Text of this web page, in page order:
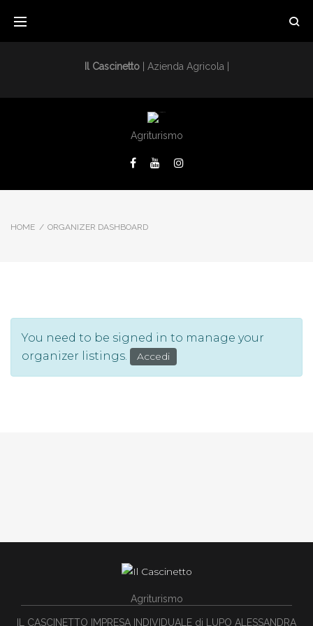
Il Cascinetto| Azienda Agricola |
Agriturismo
HOME / ORGANIZER DASHBOARD
You need to be signed in to manage your
organizer listings.
Accedi
Agriturismo
IL CASCINETTO IMPRESA INDIVIDUALE di LUPO ALESSANDRA